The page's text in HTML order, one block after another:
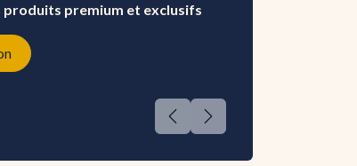
produits premium et exclusifs
PrécédentSuivant